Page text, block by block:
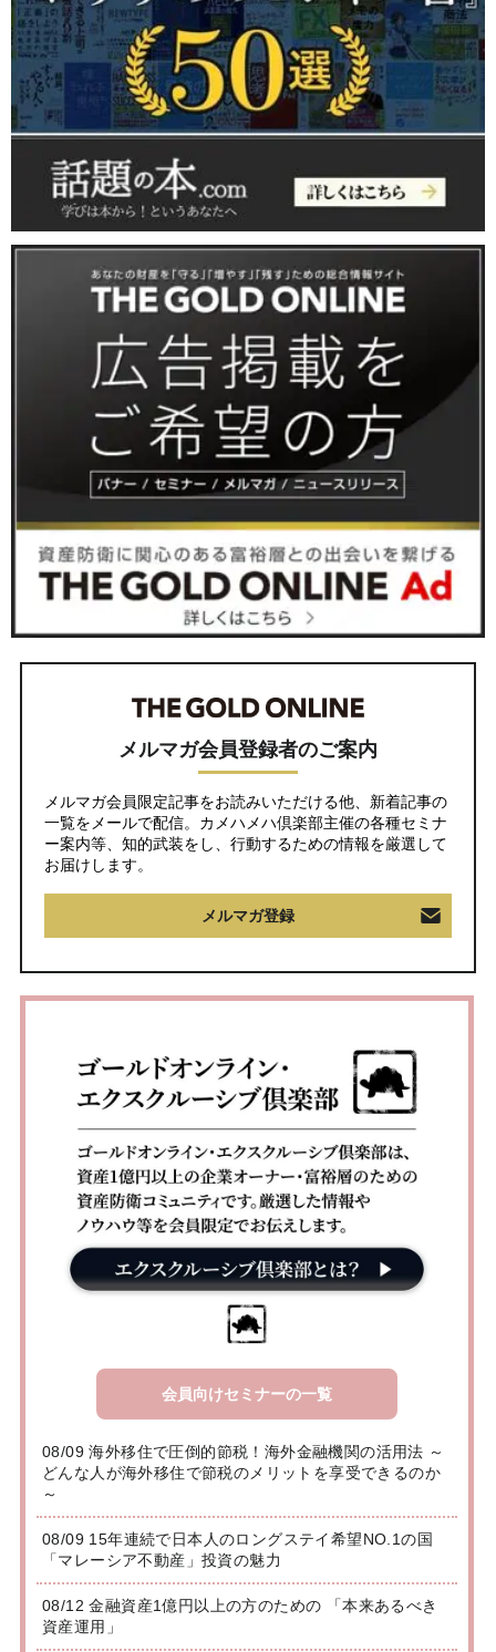
メルマガ会員登録者のご案内
メルマガ会員限定記事をお読みいただける他、新着記事の
一覧をメールで配信。カメハメハ倶楽部主催の各種セミナ
ー案内等、知的武装をし、行動するための情報を厳選して
お届けします。
メルマガ登録
会員向けセミナーの一覧
08/09 海外移住で圧倒的節税！海外金融機関の活用法 ～
どんな人が海外移住で節税のメリットを享受できるのか
～
08/09 15年連続で日本人のロングステイ希望NO.1の国
「マレーシア不動産」投資の魅力
08/12 金融資産1億円以上の方のための 「本来あるべき
資産運用」